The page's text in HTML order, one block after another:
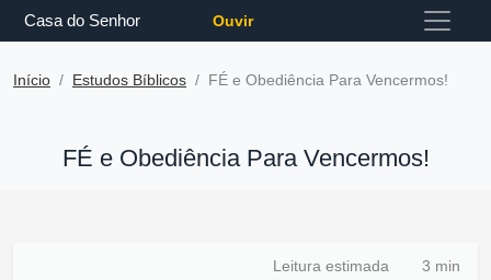
Casa do Senhor Ouvir
Início Estudos Bíblicos FÉ e Obediência Para Vencermos!
FÉ e Obediência Para Vencermos!
Leitura estimada 3 min